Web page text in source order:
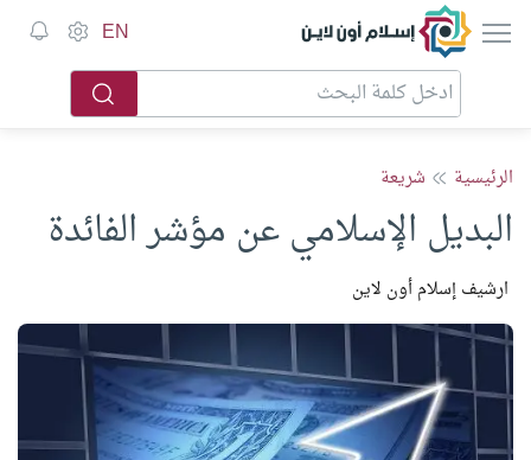
إسلام أون لاين EN
الرئيسية شريعة
البديل الإسلامي عن مؤشر الفائدة
ارشيف إسلام أون لاين